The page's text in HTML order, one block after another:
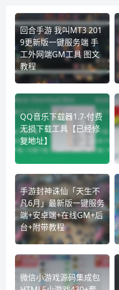
回合手游 我叫MT3 201
9更新版一键服务端 手
工外网端GM工具 图文
教程
QQ音乐下载器1.7-付费
无损下载工具【已经修
复地址】
手游封神诛仙「天生不
凡6月」最新版一键服务
端+安卓端+在线GM+后
台+附带教程
微信小游戏源码集成包